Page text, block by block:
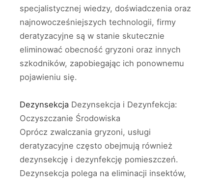
specjalistycznej wiedzy, doświadczenia oraz
najnowocześniejszych technologii, firmy
deratyzacyjne są w stanie skutecznie
eliminować obecność gryzoni oraz innych
szkodników, zapobiegając ich ponownemu
pojawieniu się.
Dezynsekcja Dezynsekcja i Dezynfekcja:
Oczyszczanie Środowiska
Oprócz zwalczania gryzoni, usługi
deratyzacyjne często obejmują również
dezynsekcję i dezynfekcję pomieszczeń.
Dezynsekcja polega na eliminacji insektów,